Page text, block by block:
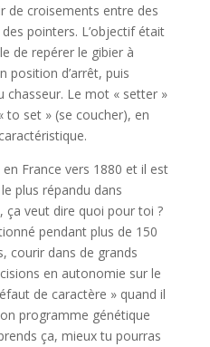
de croisements entre des
pointers. L’objectif était
de repérer le gibier à
position d’arrêt, puis
chasseur. Le mot « setter »
to set » (se coucher), en
France vers 1880 et il est
plus répandu dans
ça veut dire quoi pour toi ?
pendant plus de 150
courir dans de grands
en autonomie sur le
de caractère » quand il
programme génétique
ça, mieux tu pourras